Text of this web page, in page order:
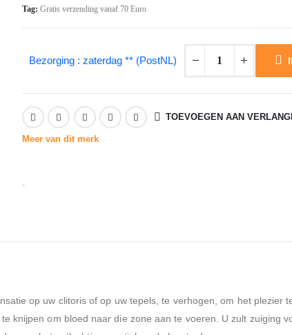
Tag: Gratis verzending vanaf 70 Euro
Bezorging : zaterdag ** (PostNL)
TOEVOEGEN AAN
Meer van dit merk
op uw clitoris of op uw tepels, te verhogen, om het plezier
knijpen om bloed naar die zone aan te voeren. U zult zuiging